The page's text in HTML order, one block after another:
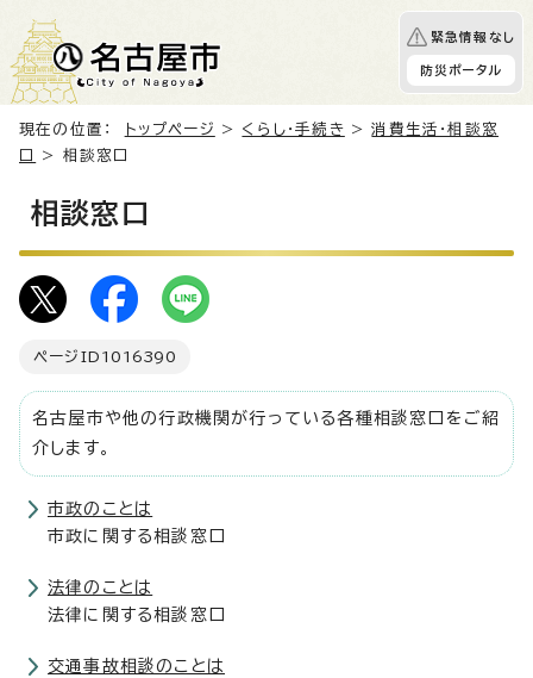
緊急情報なし
防災ポータル
現在の位置： トップページ > くらし・手続き >消費生活・相談窓
口
> 相談窓口
相談窓口
ページID 1016390
名古屋市や他の行政機関が行っている各種相談窓口をご紹
介します。
市政のことは
市政に関する相談窓口
法律のことは
法律に関する相談窓口
交通事故相談のことは